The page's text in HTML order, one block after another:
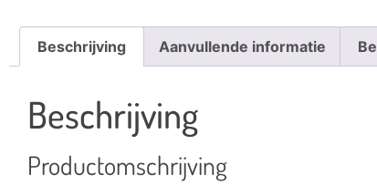
Beschrijving Aanvullende informatie
Beschrijving
Productomschrijving